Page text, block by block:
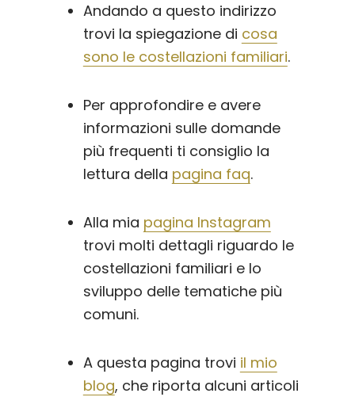
Andando a questo indirizzo
trovi la spiegazione di cosa
sono le costellazioni familiari.
Per approfondire e avere
informazioni sulle domande
più frequenti ti consiglio la
lettura della pagina faq.
Alla mia pagina Instagram
trovi molti dettagli riguardo le
costellazioni familiari e lo
sviluppo delle tematiche più
comuni.
A questa pagina trovi il mio
blog, che riporta alcuni articoli